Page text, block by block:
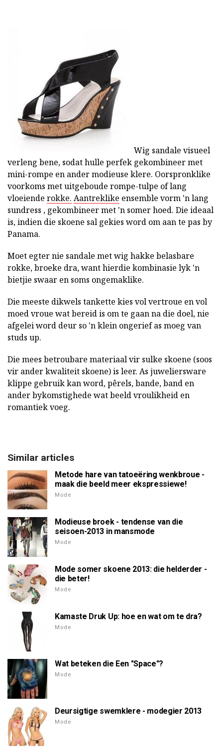
Wig sandale visueel
verleng bene, sodat hulle perfek gekombineer met
mini-rompe en ander modieuse klere. Oorspronklike
voorkoms met uitgeboude rompe-tulpe of lang
vloeiende rokke. Aantreklike ensemble vorm 'n lang
sundress , gekombineer met 'n somer hoed. Die ideaal
is, indien die skoene sal gekies word om aan te pas by
Panama.
Moet egter nie sandale met wig hakke belasbare
rokke, broeke dra, want hierdie kombinasie lyk 'n
bietjie swaar en soms ongemaklike.
Die meeste dikwels tankette kies vol vertroue en vol
moed vroue wat bereid is om te gaan na die doel, nie
afgelei word deur so 'n klein ongerief as moeg van
studs up.
Die mees betroubare materiaal vir sulke skoene (soos
vir ander kwaliteit skoene) is leer. As juweliersware
klippe gebruik kan word, pêrels, bande, band en
ander bykomstighede wat beeld vroulikheid en
romantiek voeg.
Similar articles
Metode hare van tatoeëring wenkbroue -
maak die beeld meer ekspressiewe!
Mode
Modieuse broek - tendense van die
seisoen-2013 in mansmode
Mode
Mode somer skoene 2013: die helderder -
die beter!
Mode
Kamaste Druk Up: hoe en wat om te dra?
Mode
Wat beteken die Een "Space"?
Mode
Deursigtige swemklere - modegier 2013
Mode